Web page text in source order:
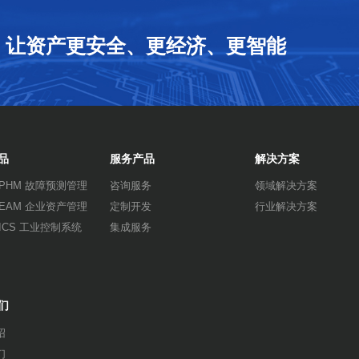
让资产更安全、更经济、更智能
故障预测管理
企业资产管理
工业控制系统
服务产品
咨询服务
定制开发
集成服务
解决方案
领域解决方案
行业解决方案